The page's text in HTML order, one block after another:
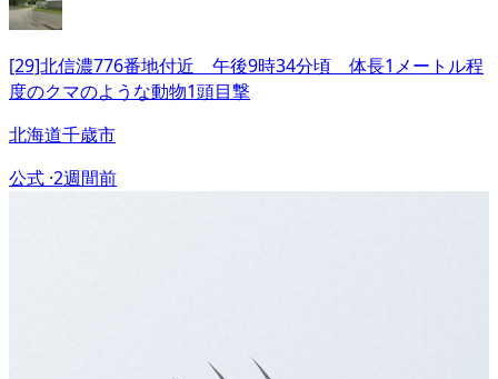
[29]北信濃776番地付近 午後9時34分頃 体長1メートル程
度のクマのような動物1頭目撃
北海道千歳市
公式 ·2週間前